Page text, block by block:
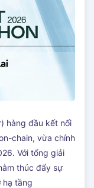
hàng đầu kết nối
chain, vừa chính
Với tổng giải
thúc đẩy sự
hạ tầng